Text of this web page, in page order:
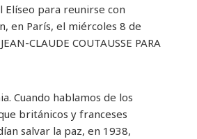
Elíseo para reunirse con
en París, el miércoles 8 de
JEAN-CLAUDE COUTAUSSE PARA
Cuando hablamos de los
británicos y franceses
salvar la paz, en 1938,